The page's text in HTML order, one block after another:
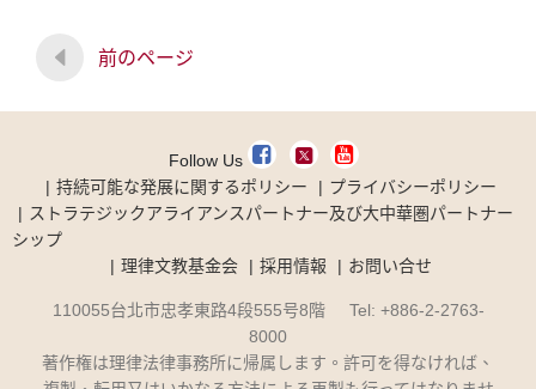
前のページ
Follow Us
持続可能な発展に関するポリシー
プライバシーポリシー
ストラテジックアライアンスパートナー及び大中華圏パートナー
シップ
理律文教基金会
採用情報 お問い合せ
110055台北市忠孝東路4段555号8階 Tel: +886-2-2763-
8000
著作権は理律法律事務所に帰属します。許可を得なければ、